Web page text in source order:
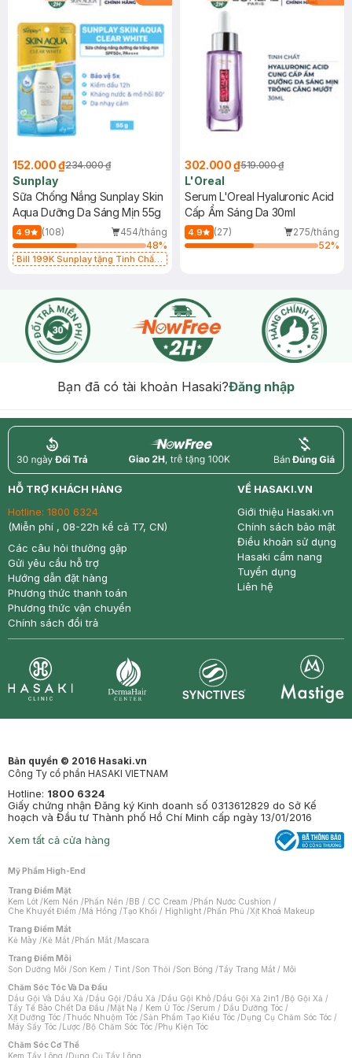
152.000 ₫234.000 ₫
Sunplay
Sữa Chống Nắng Sunplay Skin
Aqua Dưỡng Da Sáng Mịn 55g
4.9 (108)
454/tháng
48%
Bill 199K Sunplay tặng Tinh Chất
302.000 ₫519.000 ₫
L'Oreal
Serum L'Oreal Hyaluronic Acid
Cấp Ẩm Sáng Da 30ml
4.9 (27)
275/tháng
52%
Bạn đã có tài khoản Hasaki?Đăng nhập
return nowfree price
HỖ TRỢ KHÁCH HÀNG
Hotline: 1800 6324
(Miễn phí , 08-22h kể cả T7, CN)
Các câu hỏi thường gặp
Gửi yêu cầu hỗ trợ
Hướng dẫn đặt hàng
Phương thức thanh toán
Phương thức vận chuyển
Chính sách đổi trả
VỀ HASAKI.VN
Giới thiệu Hasaki.vn
Chính sách bảo mật
Điều khoản sử dụng
Hasaki cẩm nang
Tuyển dụng
Liên hệ
Bản quyền © 2016 Hasaki.vn
Công Ty cổ phần HASAKI VIETNAM
Hotline: 1800 6324
Giấy chứng nhận Đăng ký Kinh doanh số 0313612829 do Sở Kế
hoạch và Đầu tư Thành phố Hồ Chí Minh cấp ngày 13/01/2016
Xem tất cả cửa hàng
Mỹ Phẩm High-End
Trang Điểm Mặt
Kem Lót /Kem Nền /Phấn Nền /BB / CC Cream /Phấn Nước Cushion /
Che Khuyết Điểm /Má Hồng /Tạo Khối / Highlight /Phấn Phủ /Xịt Khoá Makeup
Trang Điểm Mắt
Kẻ Mày /Kẻ Mắt /Phấn Mắt /Mascara
Trang Điểm Môi
Son Dưỡng Môi /Son Kem / Tint /Son Thỏi /Son Bóng /Tẩy Trang Mắt / Môi
Chăm Sóc Tóc Và Da Đầu
Dầu Gội Và Dầu Xả /Dầu Gội /Dầu Xả /Dầu Gội Khô /Dầu Gội Xả 2in1 /Bộ Gội Xả /
Tẩy Tế Bào Chết Da Đầu /Mặt Nạ / Kem Ủ Tóc /Serum / Dầu Dưỡng Tóc /
Xịt Dưỡng Tóc /Thuốc Nhuộm Tóc /Sản Phẩm Tạo Kiểu Tóc /Dụng Cụ Chăm Sóc Tóc /
Máy Sấy Tóc /Lược /Bộ Chăm Sóc Tóc /Phụ Kiện Tóc
Chăm Sóc Cơ Thể
Kem Tẩy Lông /Dụng Cụ Tẩy Lông